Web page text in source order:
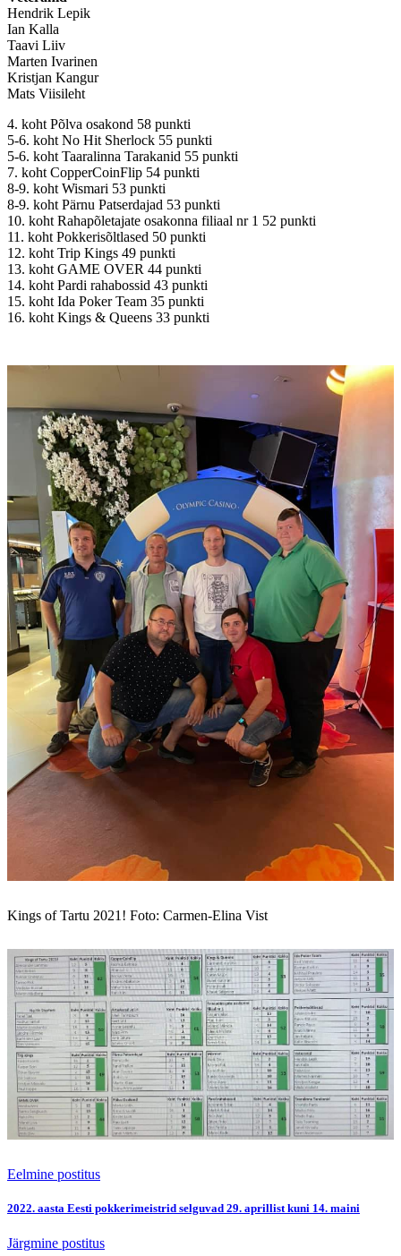
Hendrik Lepik
Ian Kalla
Taavi Liiv
Marten Ivarinen
Kristjan Kangur
Mats Viisileht
4. koht Põlva osakond 58 punkti
5-6. koht No Hit Sherlock 55 punkti
5-6. koht Taaralinna Tarakanid 55 punkti
7. koht CopperCoinFlip 54 punkti
8-9. koht Wismari 53 punkti
8-9. koht Pärnu Patserdajad 53 punkti
10. koht Rahapõletajate osakonna filiaal nr 1 52 punkti
11. koht Pokkerisõltlased 50 punkti
12. koht Trip Kings 49 punkti
13. koht GAME OVER 44 punkti
14. koht Pardi rahabossid 43 punkti
15. koht Ida Poker Team 35 punkti
16. koht Kings & Queens 33 punkti
Kings of Tartu 2021! Foto: Carmen-Elina Vist
Eelmine postitus
2022. aasta Eesti pokkerimeistrid selguvad 29. aprillist kuni 14. maini
Järgmine postitus